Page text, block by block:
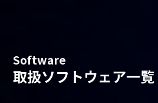
Software
取扱ソフトウェア一覧